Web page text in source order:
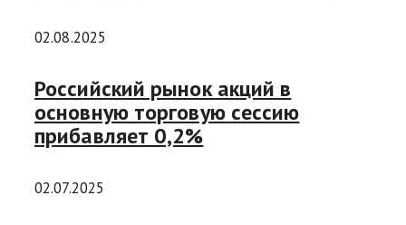
02.08.2025
Российский рынок акций в
основную торговую сессию
прибавляет 0,2%
02.07.2025